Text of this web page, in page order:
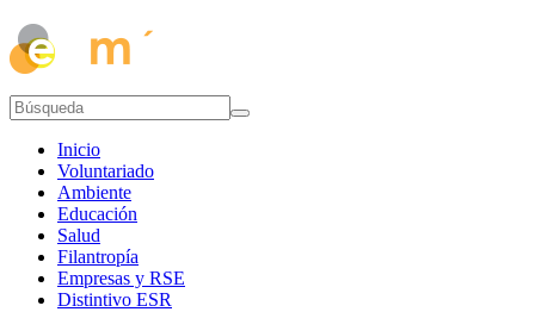
Inicio
Voluntariado
Ambiente
Educación
Salud
Filantropía
Empresas y RSE
Distintivo ESR